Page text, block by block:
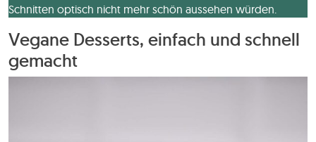
Schnitten optisch nicht mehr schön aussehen würden.
Vegane Desserts, einfach und schnell
gemacht